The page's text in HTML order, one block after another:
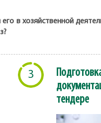
в хозяйственной
3
тендере